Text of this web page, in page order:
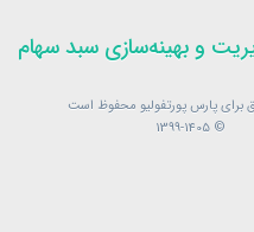
و بهینه‌سازی سبد سهام
برای پارس پورتفولیو محفوظ است
© 1399-1405
و بهینه‌سازی سبد سهام
برای پارس پورتفولیو محفوظ است
© 1399-1405